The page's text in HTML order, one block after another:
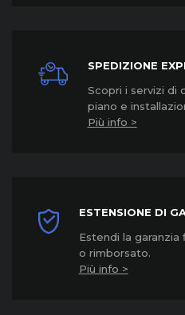
SPEDIZIONE
Scopri i servizi di
piano e
Più info >
ESTENSIONE DI
Estendi la garanzia
o rimborsato.
Più info >